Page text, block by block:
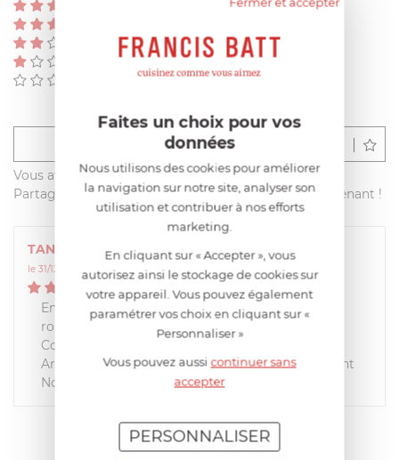
Déposer un avis
Vous avez acheté ce produit sur francisbatt.com ?
Partagez votre avis avec les autres clients dès maintenant !
TANGUY
le 31/12/2025 à 09:32:54
5/5
Ensemble couteau fourreau d'axe pour anciens
robots 4200
Correspond bien au produit commandé.
Arrivé dans les temps indiqués, 2 jours, juste avant
Noël, c'est beau.
Faites un choix pour vos
données
Nous utilisons des cookies pour améliorer
la navigation sur notre site, analyser son
utilisation et contribuer à nos efforts
marketing.
En cliquant sur « Accepter », vous
autorisez ainsi le stockage de cookies sur
votre appareil. Vous pouvez également
paramétrer vos choix en cliquant sur «
Personnaliser »
Vous pouvez aussicontinuer sans
accepter
PERSONNALISER